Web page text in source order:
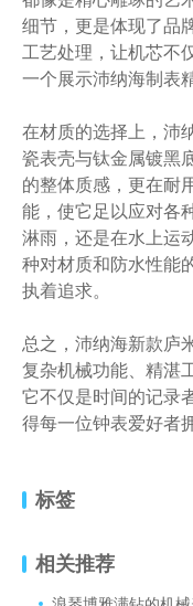
细节，更是体现了品
工艺处理，让机芯不
一个展示沛纳海制表
在材质的选择上，沛
瓷表壳与钛金属镀黑
的整体质感，更在耐
能，使它足以应对各
淋雨，还是在水上运
种对材质和防水性能
执着追求。
总之，沛纳海新款庐
复杂机械功能、精湛
它不仅是时间的记录
得每一位钟表爱好者
标签
相关推荐